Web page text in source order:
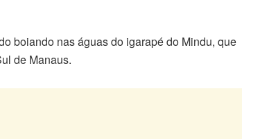
boiando nas águas do igarapé do Mindu, que
de Manaus.